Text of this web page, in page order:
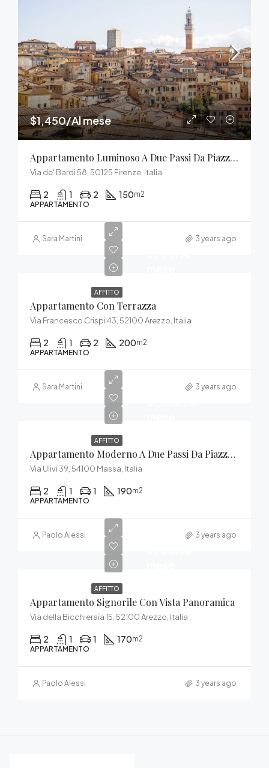
$1,450/Al mese
Appartamento Luminoso A Due Passi Da Piazza Del Campo
Via de' Bardi 58, 50125 Firenze, Italia
2 1 2 150m2
APPARTAMENTO
Sara Martini 3 years ago
AFFITTO
Appartamento Con Terrazza
Via Francesco Crispi 43, 52100 Arezzo, Italia
2 1 2 200m2
APPARTAMENTO
Sara Martini 3 years ago
AFFITTO
Appartamento Moderno A Due Passi Da Piazza Del Duomo
Via Ulivi 39, 54100 Massa, Italia
2 1 1 190m2
APPARTAMENTO
Paolo Alessi 3 years ago
AFFITTO
Appartamento Signorile Con Vista Panoramica
Via della Bicchieraia 15, 52100 Arezzo, Italia
2 1 1 170m2
APPARTAMENTO
Paolo Alessi 3 years ago